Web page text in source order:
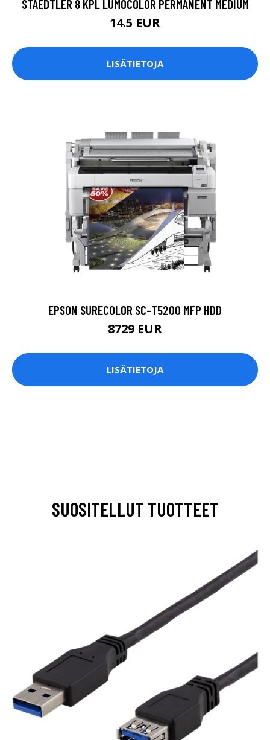
STAEDTLER 8 KPL LUMOCOLOR PERMANENT MEDIUM
14.5 EUR
LISÄTIETOJA
EPSON SURECOLOR SC-T5200 MFP HDD
8729 EUR
LISÄTIETOJA
SUOSITELLUT TUOTTEET